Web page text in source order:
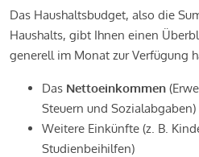
Das Haushaltsbudget, also die
Haushalts, gibt Ihnen einen
generell im Monat zur Verfügung
Das Nettoeinkommen
Steuern und Sozialabgaben)
Weitere Einkünfte (z. B.
Studienbeihilfen)